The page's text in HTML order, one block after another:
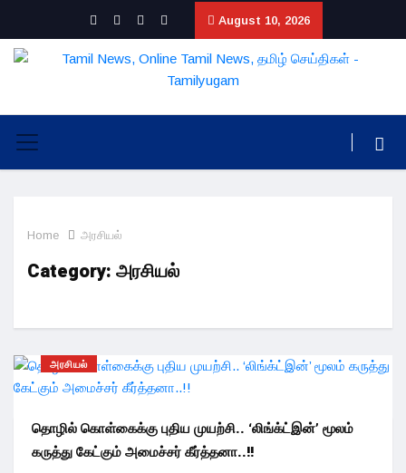
August 10, 2026
Home அரசியல்
Category: அரசியல்
அரசியல்
தொழில் கொள்கைக்கு புதிய முயற்சி.. ‘லிங்க்ட்இன்’ மூலம்
கருத்து கேட்கும் அமைச்சர் கீர்த்தனா..!!